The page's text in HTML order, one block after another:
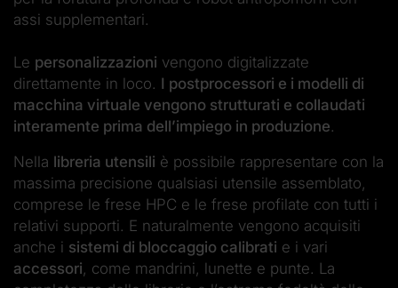
assi supplementari.
Le personalizzazioni vengono digitalizzate
direttamente in loco. I postprocessori e i modelli di
macchina virtuale vengono strutturati e collaudati
interamente prima dell’impiego in produzione.
Nella libreria utensili è possibile rappresentare con la
massima precisione qualsiasi utensile assemblato,
comprese le frese HPC e le frese profilate con tutti i
relativi supporti. E naturalmente vengono acquisiti
anche i sistemi di bloccaggio calibrati e i vari
accessori, come mandrini, lunette e punte. La